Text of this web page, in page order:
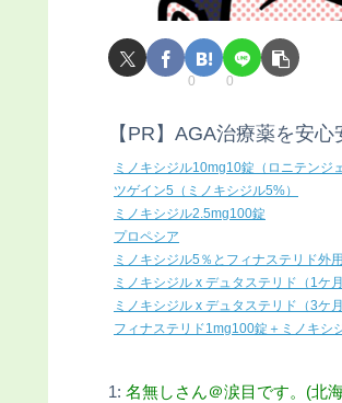
0 0
【PR】AGA治療薬を安
ミノキシジル10mg10錠（ロニテンジ
ツゲイン5（ミノキシジル5%）
ミノキシジル2.5mg100錠
プロペシア
ミノキシジル5％とフィナステリド外
ミノキシジル x デュタステリド（1ケ月
ミノキシジル x デュタステリド（3ケ月
フィナステリド1mg100錠＋ミノキシ
1: 名無しさん＠涙目です。(北